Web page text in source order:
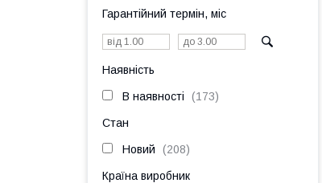
Гарантійний термін, міс
Наявність
В наявності 173
Стан
Новий 208
Країна виробник